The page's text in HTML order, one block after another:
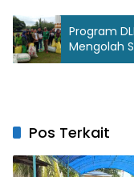
Program
Mengolah
Polman
Pos Terkait